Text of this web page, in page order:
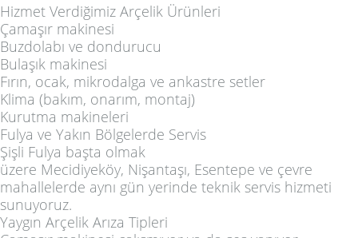
Hizmet Verdiğimiz Arçelik Ürünleri
Çamaşır makinesi
Buzdolabı ve dondurucu
Bulaşık makinesi
Fırın, ocak, mikrodalga ve ankastre setler
Klima (bakım, onarım, montaj)
Kurutma makineleri
Fulya ve Yakın Bölgelerde Servis
Şişli Fulya başta olmak
üzere Mecidiyeköy, Nişantaşı, Esentepe ve çevre
mahallelerde aynı gün yerinde teknik servis hizmeti
sunuyoruz.
Yaygın Arçelik Arıza Tipleri